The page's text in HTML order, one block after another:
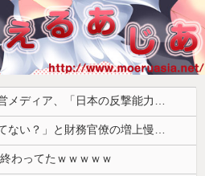
専門家を舐めきった某国国営メディア、「日本の反撃能力が地域を不安定化させている」というストーリーで番組制作を進めようとするも……
「さりげなく凄いこと言ってない？」と財務官僚の増上慢っぷりに衝撃を受ける人が続出、なぜ官僚にすぎない財務省が……
わってたｗｗｗｗｗ